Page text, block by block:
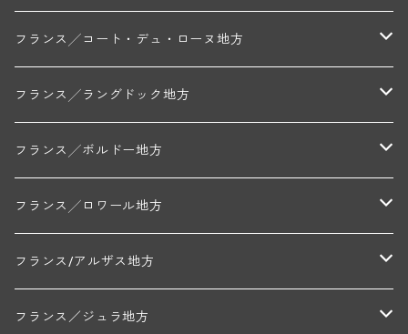
トリシェ・ディディエ
コート・デ・ブラン
ミッシェル・ジュネ
シャブリ地区
プティ・ポンティニィ(シャブリ)
アラン・マティアス(トネロワ)
コート・ド・ニュイ地区
クロード・デュガ(ジュヴレ・シャンベルタン)
セラファン・ペール・エ・フィス(ジュヴレ・シャンベルタン)
コート・ド・ボーヌ地区
フランソワーズ・ジャニアール(ペルナン・ヴェルジュレス)
マルキ・ダンジェルヴィル(ヴォルネー)
コート・シャロネーズ地区
ロワイエ(コート・デュ・クーショワ)
A&Pド・ヴィレーヌ(ブーズロン)
マコネ地区
マンシア・ポンセ(シャントレ)
ボージョレ地区
フランス╱コート・デュ・ローヌ地方
北部地区
ジャン・ルイ・シャーヴ(エルミタージュ)
ジャン・ルイ・シャーヴ・セレクション(エルミタージュ)
南部地区
ル・ヴュー・ドンジョン(シャトーヌフ・デュ・パプ)
シャトー・ライヤ(シャトーヌフ・デュ・パプ)
フランス╱ラングドック地方
コトー・デュ・ラングドック地区
ド・ロルチュ(ヴァルフローネ)
ヴァン・ド・ペイ・ド・レロー
ムーラン・ド・ガサック
フランス╱ボルドー地方
アントル・ドゥー・メール地区
シャトー・レストリーユ
メドック地区
シャトー・ル・タンプル
フランス╱ロワール地方
ペイ・ナンテ地区
デ・オー・ペミオン(ムスカデ)
サントル・ニヴェルネ地区
フランス/アルザス地方
ロリー・ガスマン
フランス／ジュラ地方